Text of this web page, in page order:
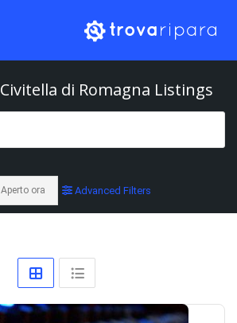
Civitella di Romagna Listings
Aperto ora Advanced Filters